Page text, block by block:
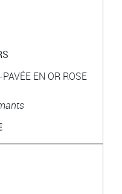
EN OR ROSE